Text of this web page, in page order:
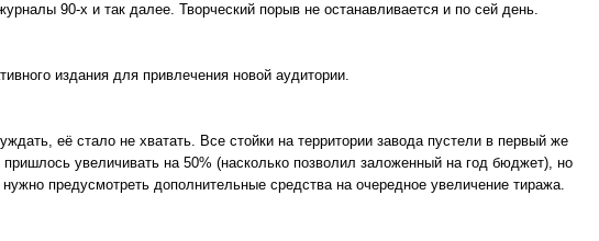
90-х и так далее. Творческий порыв не останавливается и по сей день.
издания для привлечения новой аудитории.
её стало не хватать. Все стойки на территории завода пустели в первый же
увеличивать на 50% (насколько позволил заложенный на год бюджет), но
предусмотреть дополнительные средства на очередное увеличение тиража.